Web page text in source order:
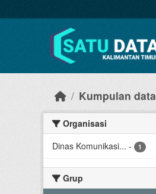
Kumpulan data
Organisasi
Dinas Komunikasi... - 1
Grup